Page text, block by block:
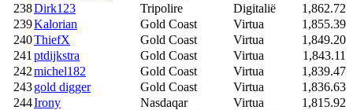
238Dirk123 Tripolire Digitalië
1,862.72
239Kalorian Gold Coast Virtua
1,855.39
240ThiefX Gold Coast Virtua
1,849.20
241 ptdijkstra Gold Coast Virtua
1,843.11
242michel182 Gold Coast Virtua
1,839.47
243gold digger Gold Coast Virtua
1,836.63
244Irony Nasdaqar Virtua
1,815.92